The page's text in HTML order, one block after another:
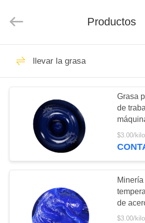
INICIO
PRODUCTOS
SOBRE
NOSOTROS
VISITA
FÁBRICA
Rights
by
Grasa MP
aceite para
de
Productos
llevar la grasa
Grasa
de
acero
de
pesada